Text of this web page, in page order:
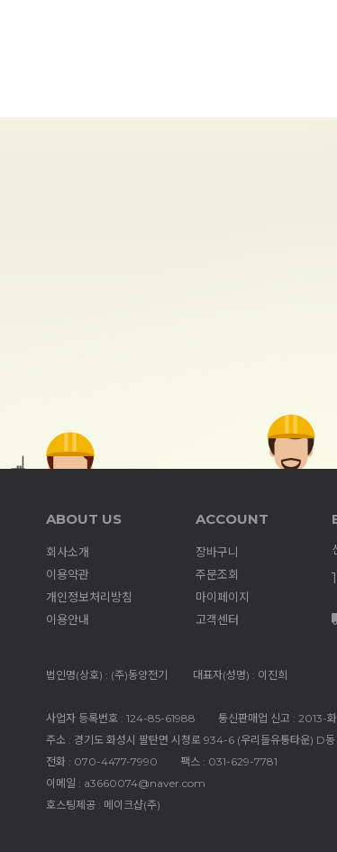
ABOUT US
회사소개
이용약관
개인정보처리방침
이용안내
ACCOUNT
장바구니
주문조회
마이페이지
고객센터
법인명(상호) : (주)동양전기 대표자(성명) : 이진희
사업자 등록번호 : 124-85-61988
통신판매업 신고 : 2013-
주소 : 경기도 화성시 팔탄면 시청로 934-6 (우리들유통타운) D
전화 : 070-4477-7990
팩스 : 031-629-7781
이메일 : a3660074@naver.com
호스팅제공 : 메이크샵(주)